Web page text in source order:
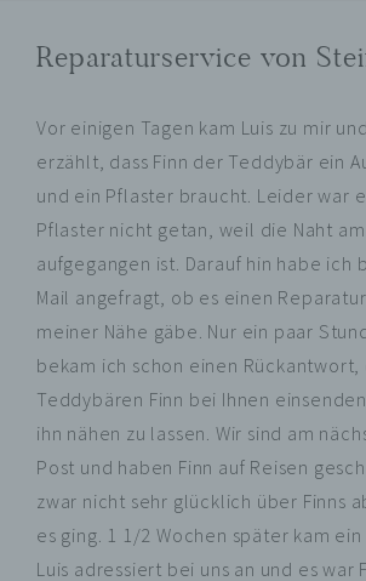
Reparaturservice von
Vor einigen Tagen kam Luis zu mir
erzählt, dass Finn der Teddybär ein
und ein Pflaster braucht. Leider war
Pflaster nicht getan, weil die Naht
aufgegangen ist. Darauf hin habe ich
Mail angefragt, ob es einen
meiner Nähe gäbe. Nur ein paar
bekam ich schon einen Rückantwort,
Teddybären Finn bei Ihnen
ihn nähen zu lassen. Wir sind am
Post und haben Finn auf Reisen
zwar nicht sehr glücklich über Finns
es ging. 1 1/2 Wochen später kam
Luis adressiert bei uns an und es war